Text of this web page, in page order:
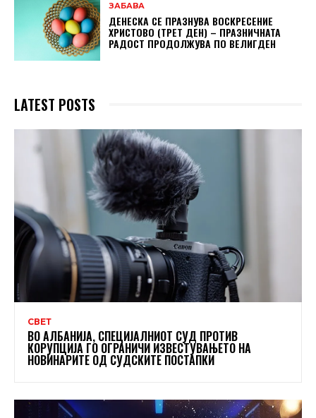
ЗАБАВА
ДЕНЕСКА СЕ ПРАЗНУВА ВОСКРЕСЕНИЕ
ХРИСТОВО (ТРЕТ ДЕН) – ПРАЗНИЧНАТА
РАДОСТ ПРОДОЛЖУВА ПО ВЕЛИГДЕН
LATEST POSTS
СВЕТ
ВО АЛБАНИЈА, СПЕЦИЈАЛНИОТ СУД ПРОТИВ
КОРУПЦИЈА ГО ОГРАНИЧИ ИЗВЕСТУВАЊЕТО НА
НОВИНАРИТЕ ОД СУДСКИТЕ ПОСТАПКИ